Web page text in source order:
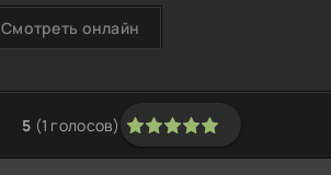
Смотреть онлайн
5 (1 голосов)
2 3 4 5